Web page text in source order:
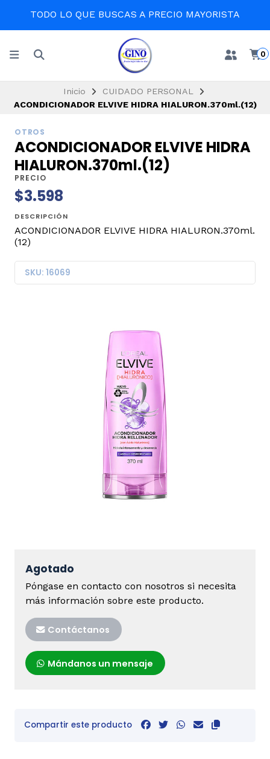
TODO LO QUE BUSCAS A PRECIO MAYORISTA
0
Inicio
CUIDADO PERSONAL
ACONDICIONADOR ELVIVE HIDRA HIALURON.370ml.(12)
OTROS
ACONDICIONADOR ELVIVE HIDRA
HIALURON.370ml.(12)
PRECIO
$3.598
DESCRIPCIÓN
ACONDICIONADOR ELVIVE HIDRA HIALURON.370ml.
(12)
SKU: 16069
Agotado
Póngase en contacto con nosotros si necesita
más información sobre este producto.
Contáctanos
Mándanos un mensaje
Compartir este producto